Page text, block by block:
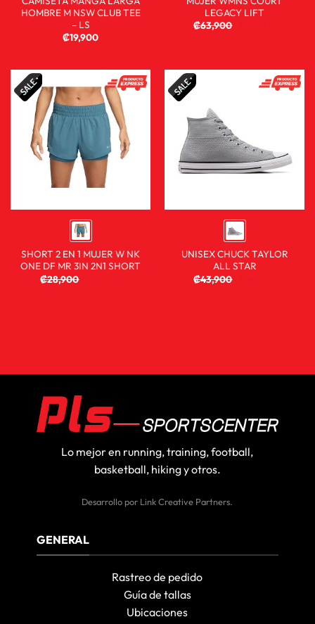
HOMBRE M NSW CLUB TEE
– LS
₡19,900
LEGACY LIFT
₡63,900
SHORT 2 EN 1 MUJER W NK
ONE DF MR 3IN 2N1 SHORT
₡28,900
UNISEX CHUCK TAYLOR
ALL STAR
₡43,900
Lo mejor en running, training, football,
basketball, hiking y otros.
Desarrollo por Link Creative Partners.
GENERAL
Rastreo de pedido
Guía de tallas
Ubicaciones